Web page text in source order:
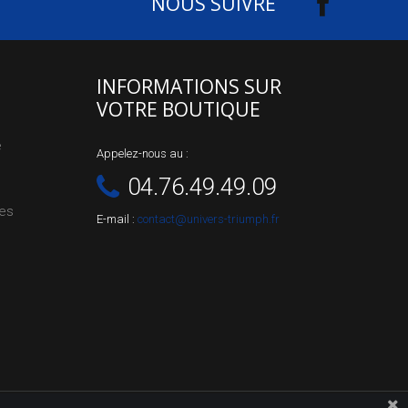
INFORMATIONS SUR
VOTRE BOUTIQUE
Appelez-nous au :
04.76.49.49.09
E-mail : contact@univers-triumph.fr